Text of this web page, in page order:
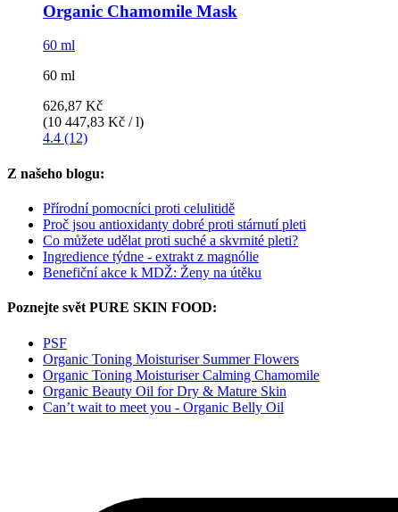
Organic Chamomile Mask
60 ml
60 ml
626,87 Kč
(10 447,83 Kč / l)
4.4 (12)
Z našeho blogu:
Přírodní pomocníci proti celulitidě
Proč jsou antioxidanty dobré proti stárnutí pleti
Co můžete udělat proti suché a skvrnité pleti?
Ingredience týdne - extrakt z magnólie
Benefiční akce k MDŽ: Ženy na útěku
Poznejte svět PURE SKIN FOOD:
PSF
Organic Toning Moisturiser Summer Flowers
Organic Toning Moisturiser Calming Chamomile
Organic Beauty Oil for Dry & Mature Skin
Can’t wait to meet you - Organic Belly Oil